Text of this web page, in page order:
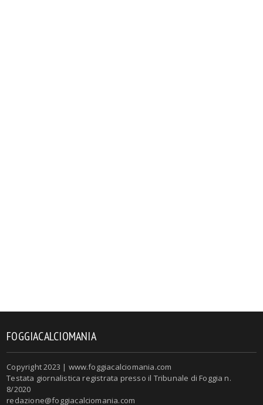
FOGGIACALCIOMANIA
Copyright 2023 | www.foggiacalciomania.com
Testata giornalistica registrata presso il Tribunale di Foggia n.
8/2020
redazione@foggiacalciomania.com